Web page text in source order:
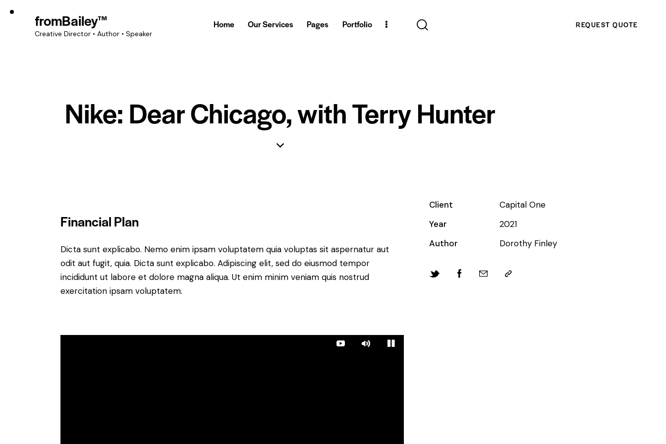
fromBailey™
Creative Director • Author • Speaker
Home Our Services Pages Portfolio REQUEST QUOTE
Nike: Dear Chicago, with Terry Hunter
Financial Plan
Dicta sunt explicabo. Nemo enim ipsam voluptatem quia voluptas sit aspernatur aut
odit aut fugit, quia. Dicta sunt explicabo. Adipiscing elit, sed do eiusmod tempor
incididunt ut labore et dolore magna aliqua. Ut enim minim veniam quis nostrud
exercitation ipsam voluptatem.
Client
Capital One
Year
2021
Author
Dorothy Finley